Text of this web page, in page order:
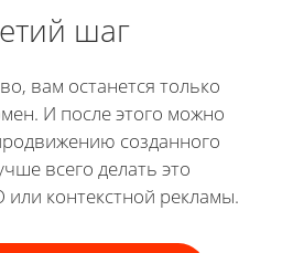
шаг
вам останется только
И после этого можно
созданного
всего делать это
или контекстной рекламы.